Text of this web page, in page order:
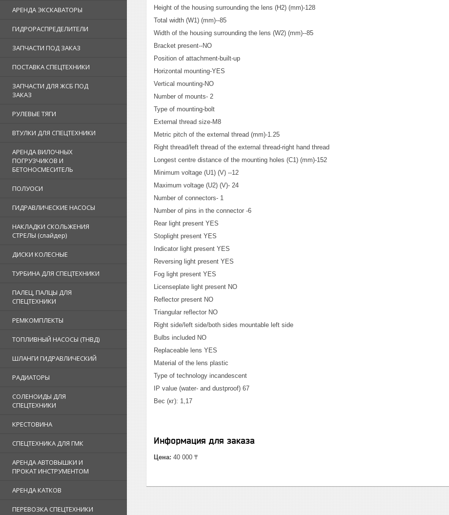
АРЕНДА ЭКСКАВАТОРЫ
ГИДРОРАСПРЕДЕЛИТЕЛИ
ЗАПЧАСТИ ПОД ЗАКАЗ
ПОСТАВКА СПЕЦТЕХНИКИ
ЗАПЧАСТИ ДЛЯ ЖСБ ПОД
ЗАКАЗ
РУЛЕВЫЕ ТЯГИ
ВТУЛКИ ДЛЯ СПЕЦТЕХНИКИ
АРЕНДА ВИЛОЧНЫХ
ПОГРУЗЧИКОВ И
БЕТОНОСМЕСИТЕЛЬ
ПОЛУОСИ
ГИДРАВЛИЧЕСКИЕ НАСОСЫ
НАКЛАДКИ СКОЛЬЖЕНИЯ
СТРЕЛЫ (слайдер)
ДИСКИ КОЛЕСНЫЕ
ТУРБИНА ДЛЯ СПЕЦТЕХНИКИ
ПАЛЕЦ, ПАЛЦЫ ДЛЯ
СПЕЦТЕХНИКИ
РЕМКОМПЛЕКТЫ
ТОПЛИВНЫЙ НАСОСЫ (ТНВД)
ШЛАНГИ ГИДРАВЛИЧЕСКИЙ
РАДИАТОРЫ
СОЛЕНОИДЫ ДЛЯ
СПЕЦТЕХНИКИ
КРЕСТОВИНА
СПЕЦТЕХНИКА ДЛЯ ГМК
АРЕНДА АВТОВЫШКИ И
ПРОКАТ ИНСТРУМЕНТОМ
АРЕНДА КАТКОВ
ПЕРЕВОЗКА СПЕЦТЕХНИКИ
Height of the housing surrounding the lens (H2) (mm)-128
Total width (W1) (mm)--85
Width of the housing surrounding the lens (W2) (mm)--85
Bracket present--NO
Position of attachment-built-up
Horizontal mounting-YES
Vertical mounting-NO
Number of mounts- 2
Type of mounting-bolt
External thread size-M8
Metric pitch of the external thread (mm)-1.25
Right thread/left thread of the external thread-right hand thread
Longest centre distance of the mounting holes (C1) (mm)-152
Minimum voltage (U1) (V) --12
Maximum voltage (U2) (V)- 24
Number of connectors- 1
Number of pins in the connector -6
Rear light present YES
Stoplight present YES
Indicator light present YES
Reversing light present YES
Fog light present YES
Licenseplate light present NO
Reflector present NO
Triangular reflector NO
Right side/left side/both sides mountable left side
Bulbs included NO
Replaceable lens YES
Material of the lens plastic
Type of technology incandescent
IP value (water- and dustproof) 67
Вес (кг): 1,17
Информация для заказа
Цена: 40 000 ₸